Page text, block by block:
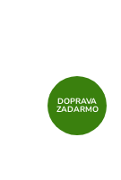
DOPRAVA
ZADARMO